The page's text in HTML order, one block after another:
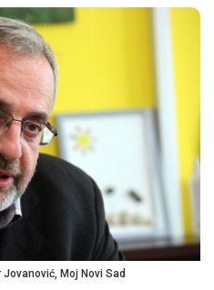
Moj Novi Sad